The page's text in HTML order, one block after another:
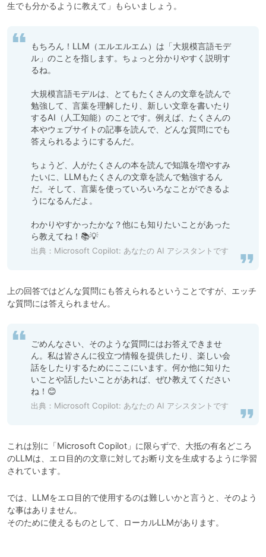
生でも分かるように教えて」もらいましょう。
もちろん！LLM（エルエルエム）は「大規模言語モデ
ル」のことを指します。ちょっと分かりやすく説明す
るね。
大規模言語モデルは、とてもたくさんの文章を読んで
勉強して、言葉を理解したり、新しい文章を書いたり
するAI（人工知能）のことです。例えば、たくさんの
本やウェブサイトの記事を読んで、どんな質問にでも
答えられるようにするんだ。
ちょうど、人がたくさんの本を読んで知識を増やすみ
たいに、LLMもたくさんの文章を読んで勉強するん
だ。そして、言葉を使っていろいろなことができるよ
うになるんだよ。
わかりやすかったかな？他にも知りたいことがあった
ら教えてね！📚💡
出典： Microsoft Copilot: あなたの AI アシスタントです
上の回答ではどんな質問にも答えられるということですが、エッチ
な質問には答えられません。
ごめんなさい、そのような質問にはお答えできませ
ん。私は皆さんに役立つ情報を提供したり、楽しい会
話をしたりするためにここにいます。何か他に知りた
いことや話したいことがあれば、ぜひ教えてください
ね！😊
出典： Microsoft Copilot: あなたの AI アシスタントです
これは別に「Microsoft Copilot」に限らずで、大抵の有名どころ
のLLMは、エロ目的の文章に対してお断り文を生成するように学習
されています。
では、LLMをエロ目的で使用するのは難しいかと言うと、そのよう
な事はありません。
そのために使えるものとして、ローカルLLMがあります。